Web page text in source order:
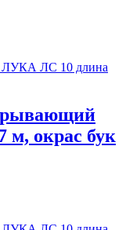
окрас бук